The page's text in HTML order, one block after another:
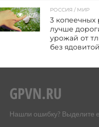
107
РОССИЯ / МИР
3 копеечных
лучше
урожай от
без
Нашли ошибку? Выделите